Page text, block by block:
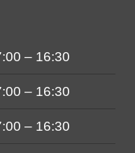
– 16:30
– 16:30
– 16:30